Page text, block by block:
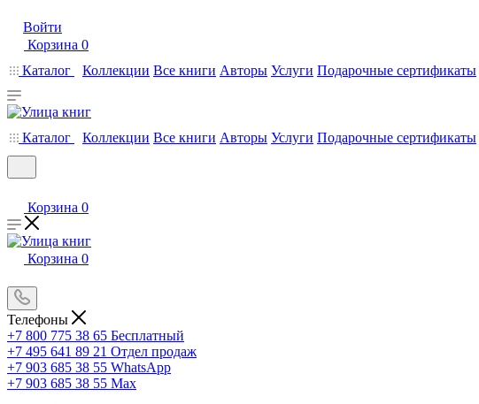
Войти
Корзина 0
Каталог
Коллекции Все книги Авторы Услуги Подарочные сертификаты
Каталог Коллекции Все книги Авторы Услуги Подарочные сертификаты
Корзина 0
Корзина 0
Телефоны
+7 800 775 38 65 Бесплатный
+7 495 641 89 21 Отдел продаж
+7 903 685 38 55 WhatsApp
+7 903 685 38 55 Max